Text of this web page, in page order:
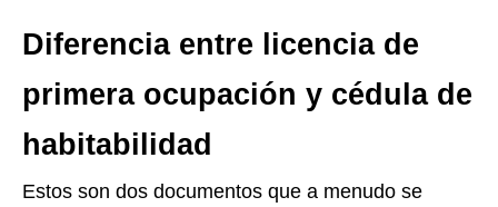
Diferencia entre licencia de
primera ocupación y cédula de
habitabilidad
Estos son dos documentos que a menudo se